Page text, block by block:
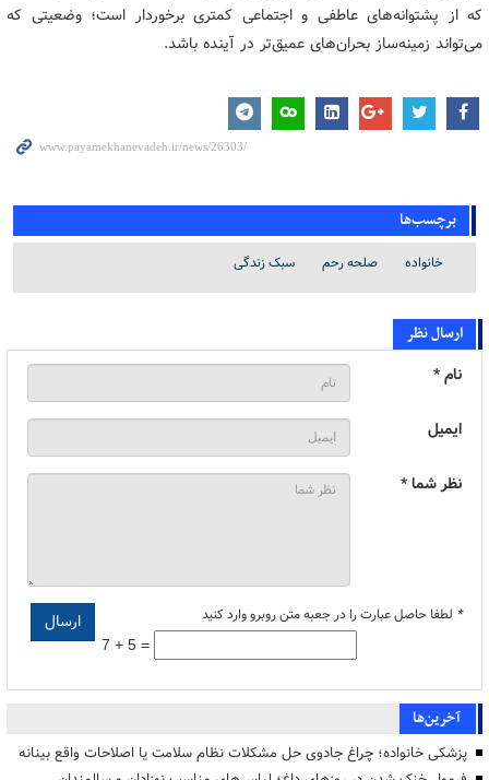
که از پشتوانه‌های عاطفی و اجتماعی کمتری برخوردار است؛ وضعیتی که
می‌تواند زمینه‌ساز بحران‌های عمیق‌تر در آینده باشد.
برچسب‌ها
خانواده صلحه رحم سبک زندگی
ارسال نظر
نام *
ایمیل
نظر شما *
* لطفا حاصل عبارت را در جعبه متن روبرو وارد کنید
7 + 5 =
آخرین‌ها
پزشکی خانواده؛ چراغ جادوی حل مشکلات نظام سلامت یا اصلاحات واقع بینانه